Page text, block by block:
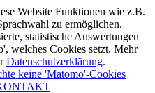
Website Funktionen wie z.B.
zu ermöglichen.
statistische Auswertungen
welches Cookies setzt. Mehr
Datenschutzerklärung.
keine 'Matomo'-Cookies